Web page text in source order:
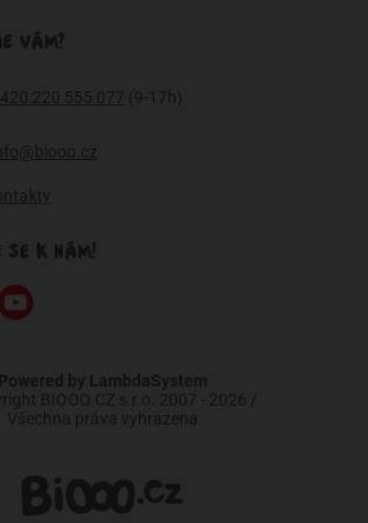
VÁM?
220 555 077 (9-17h)
SE K NÁM!
Powered by LambdaSystem
BIOOO.CZ s.r.o. 2007 - 2026 /
Všechna práva vyhrazena